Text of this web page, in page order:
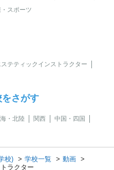
スポーツ
ステティックインストラクター
さがす
・北陸 関西
中国・四国
校) 学校一覧
動画
ラクター